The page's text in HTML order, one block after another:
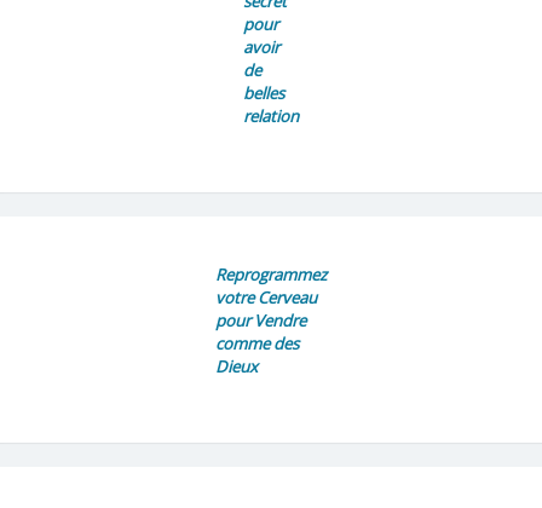
pour
avoir
de
belles
relation
Reprogrammez
votre Cerveau
pour Vendre
comme des
Dieux